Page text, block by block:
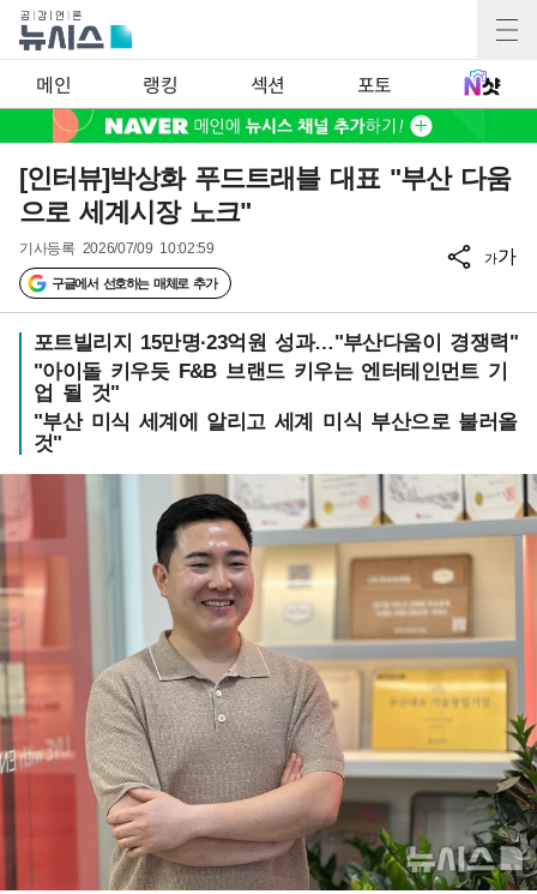
메인 랭킹 섹션 포토
[인터뷰]박상화 푸드트래블 대표 "부산 다움
으로 세계시장 노크"
기사등록 2026/07/09 10:02:59
구글에서 선호하는 매체로 추가
가가
포트빌리지 15만명·23억원 성과…"부산다움이 경쟁력"
"아이돌 키우듯 F&B 브랜드 키우는 엔터테인먼트 기
업 될 것"
"부산 미식 세계에 알리고 세계 미식 부산으로 불러올
것"